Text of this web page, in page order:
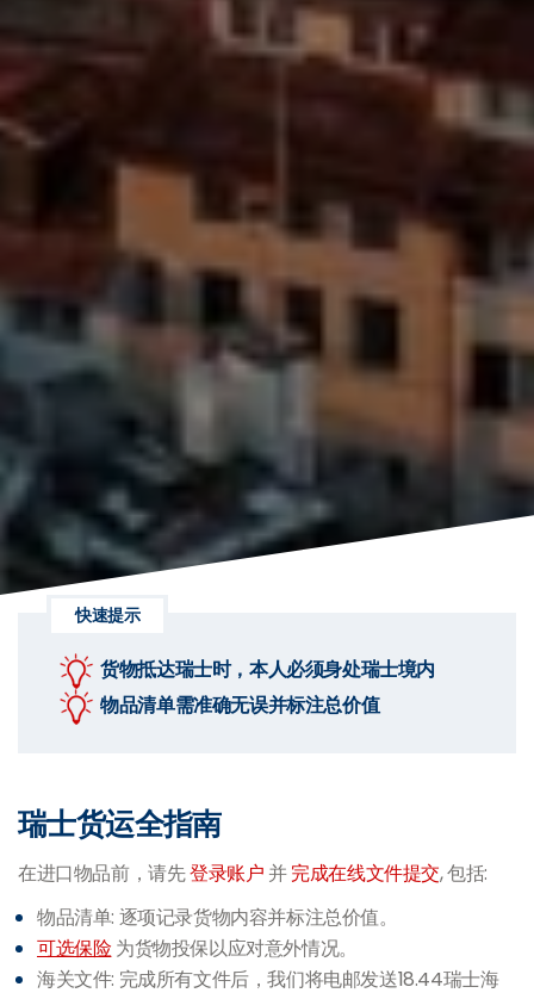
快速提示
货物抵达瑞士时，本人必须身处瑞士境内
物品清单需准确无误并标注总价值
瑞士货运全指南
在进口物品前，请先登录账户 并完成在线文件提交, 包括:
物品清单: 逐项记录货物内容并标注总价值。
可选保险为货物投保以应对意外情况。
海关文件: 完成所有文件后，我们将电邮发送18.44瑞士海